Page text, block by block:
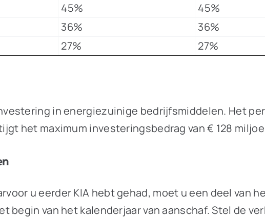
45%
45%
36%
36%
27% 27%
in energiezuinige bedrijfsmiddelen. Het
het maximum investeringsbedrag van € 128
u eerder KIA hebt gehad, moet u een deel van
begin van het kalenderjaar van aanschaf. Stel de